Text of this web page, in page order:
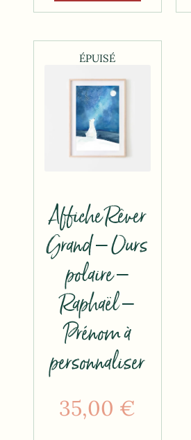
ÉPUISÉ
Affiche Rêver
Grand – Ours
polaire –
Raphaël –
Prénom à
personnaliser
35,00 €